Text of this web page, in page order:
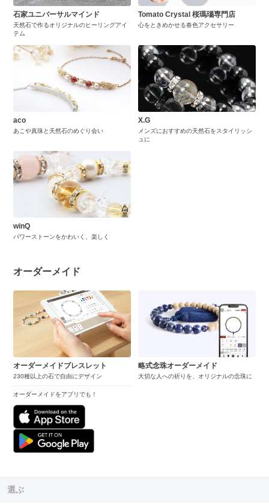
石家ユニバーサルマインド
天然石で作るオリジナルのヒーリングアイ
テム
Tomato Crystal 桜瑪瑙専門店
心をときめかせる春色アクセサリー
aco
あこや真珠と天然石のめぐり会い
X.G
メンズにおすすめの天然石をスタイリッシ
ュに
winQ
パワーストーンをかわいく、楽しく
オーダーメイド
オーダーメイドブレスレット
230種以上の石で自由にデザイン
オーダーメイドをアプリでも！
略式念珠オーダーメイド
大切な人への祈りを、オリジナルの念珠に
選ぶ